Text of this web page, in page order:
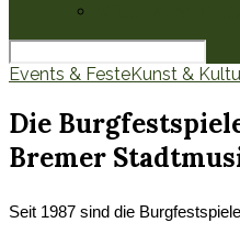
Events & FesteKunst &
Die
Bremer
Seit 1987 sind die